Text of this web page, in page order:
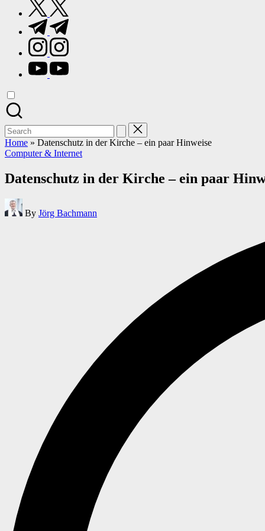
twitter.com
t.me
instagram.com
youtube.com
Search
for:
Home » Datenschutz in der Kirche – ein paar Hinweise
Posted
Computer & Internet
Datenschutz in der Kirche – ein paar
Posted
by
By Jörg Bachmann